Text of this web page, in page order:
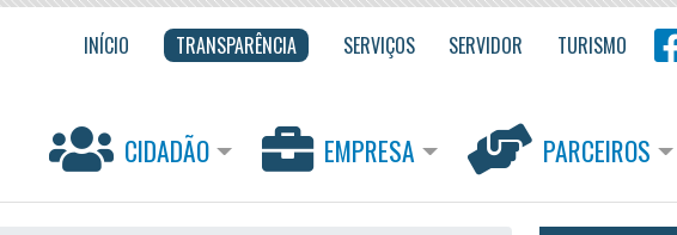
INÍCIO TRANSPARÊNCIA SERVIÇOS SERVIDOR TURISMO
CIDADÃO EMPRESA PARCEIROS